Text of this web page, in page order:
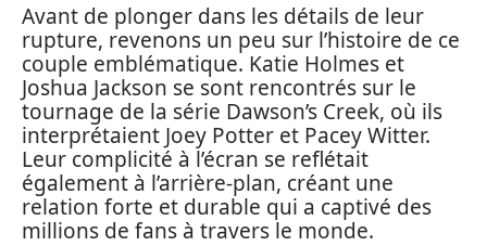
Avant de plonger dans les détails de leur
rupture, revenons un peu sur l’histoire de ce
couple emblématique. Katie Holmes et
Joshua Jackson se sont rencontrés sur le
tournage de la série Dawson’s Creek, où ils
interprétaient Joey Potter et Pacey Witter.
Leur complicité à l’écran se reflétait
également à l’arrière-plan, créant une
relation forte et durable qui a captivé des
millions de fans à travers le monde.